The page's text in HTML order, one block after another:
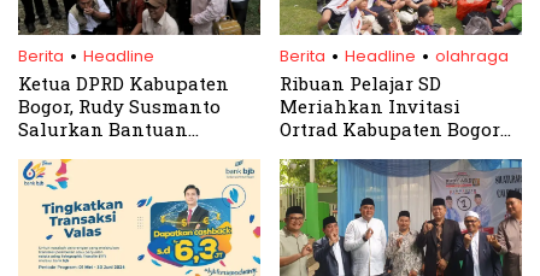
Berita . Headline
Ketua DPRD Kabupaten
Bogor, Rudy Susmanto
Salurkan Bantuan
Lingkungan di
Pamijahan
Berita . Headline . olahraga
Ribuan Pelajar SD
Meriahkan Invitasi
Ortrad Kabupaten Bogor